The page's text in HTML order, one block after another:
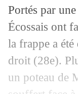
Portés par
Écossais ont
la frappe a
droit (28e).
un poteau de
14/06 Tunisie
14/06 Maroc
14/06 Maroc